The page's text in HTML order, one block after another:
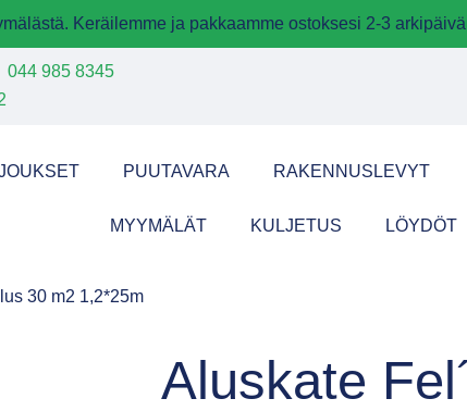
Keräilemme ja pakkaamme ostoksesi 2-3
044 985 8345
PUUTAVARA RAKENNUSLEVYT
MYYMÄLÄT KULJETUS LÖYDÖT
30 m2 1,2*25m
Aluskate